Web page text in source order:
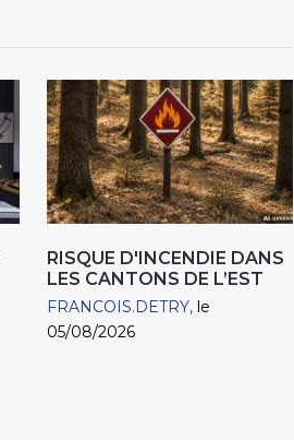
RISQUE D'INCENDIE DANS
LES CANTONS DE L’EST
FRANCOIS.DETRY le
05/08/2026